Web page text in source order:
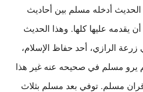
أدخله مسلم بين أحاديث
أن يقدمه عليها كلها. وهذا الحديث
الرازي، أحد حفاظ الإسلام،
يرو مسلم في صحيحه عنه غير هذا
مسلم. توفي بعد مسلم بثلاث